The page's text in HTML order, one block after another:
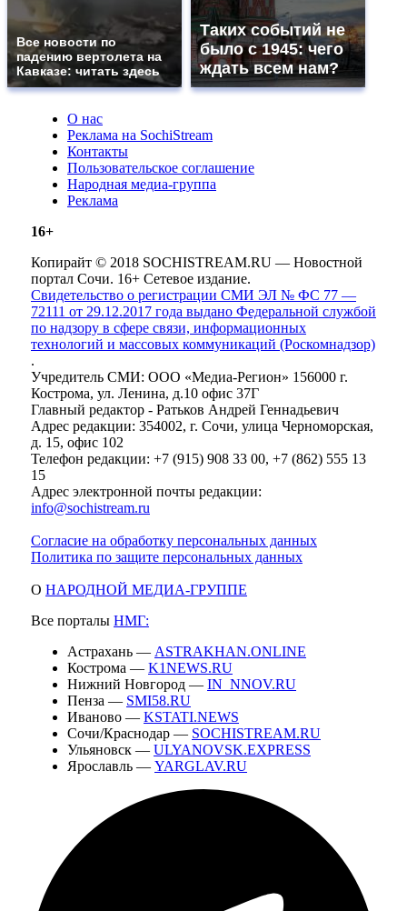
Все новости по
падению вертолета на
Кавказе: читать здесь
Таких событий не
было с 1945: чего
ждать всем нам?
О нас
Реклама на SochiStream
Контакты
Пользовательское соглашение
Народная медиа-группа
Реклама
16+
Копирайт © 2018 SOCHISTREAM.RU — Новостной
портал Сочи. 16+ Сетевое издание.
Свидетельство о регистрации СМИ ЭЛ № ФС 77 —
72111 от 29.12.2017 года выдано Федеральной службой
по надзору в сфере связи, информационных
технологий и массовых коммуникаций (Роскомнадзор)
.
Учредитель СМИ: ООО «Медиа-Регион» 156000 г.
Кострома, ул. Ленина, д.10 офис 37Г
Главный редактор - Ратьков Андрей Геннадьевич
Адрес редакции: 354002, г. Сочи, улица Черноморская,
д. 15, офис 102
Телефон редакции: +7 (915) 908 33 00, +7 (862) 555 13
15
Адрес электронной почты редакции:
info@sochistream.ru
Согласие на обработку персональных данных
Политика по защите персональных данных
О НАРОДНОЙ МЕДИА-ГРУППЕ
Все порталы НМГ:
Астрахань — ASTRAKHAN.ONLINE
Кострома — K1NEWS.RU
Нижний Новгород — IN_NNOV.RU
Пенза — SMI58.RU
Иваново — KSTATI.NEWS
Сочи/Краснодар — SOCHISTREAM.RU
Ульяновск — ULYANOVSK.EXPRESS
Ярославль — YARGLAV.RU